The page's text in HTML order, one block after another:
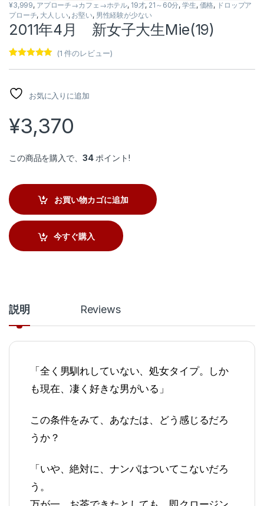
¥3,999, アプローチ→カフェ→ホテル, 19才, 21～60分,学生, 価格, ドロップア
プローチ, 大人しい, お堅い, 男性経験が少ない
2011年4月 新女子大生Mie(19)
のうち、
5.00
点
(1 件のレビュー)
お気に入りに追加
¥3,370
この商品を購入で、 34ポイント!
お買い物カゴに追加
今すぐ購入
説明 Reviews
「全く男馴れしていない、処女タイプ。しか
も現在、凄く好きな男がいる」
この条件をみて、あなたは、どう感じるだろ
うか？
「いや、絶対に、ナンパはついてこないだろ
う。